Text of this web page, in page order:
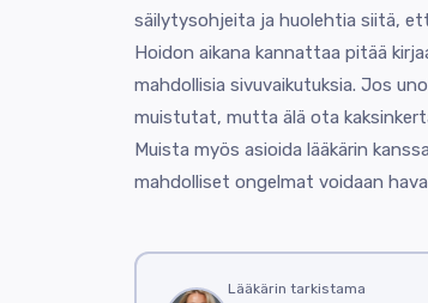
säilytysohjeita ja huolehtia siitä,
Hoidon aikana kannattaa pitää
mahdollisia sivuvaikutuksia. Jos
muistutat, mutta älä ota
Muista myös asioida lääkärin
mahdolliset ongelmat voidaan
Lääkärin tarkistama